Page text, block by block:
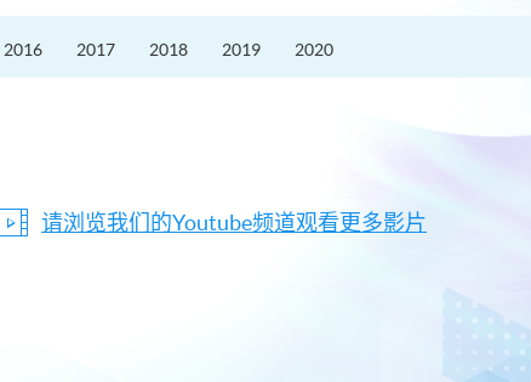
2016 2017 2018 2019 2020
请浏览我们的Youtube频道观看更多影片